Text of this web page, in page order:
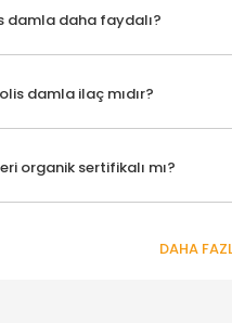
damla daha faydalı?
damla ilaç mıdır?
organik sertifikalı mı?
DAHA